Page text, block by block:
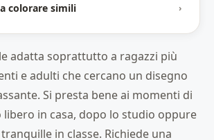
colorare simili ›
adatta soprattutto a ragazzi più
e adulti che cercano un disegno
Si presta bene ai momenti di
libero in casa, dopo lo studio oppure
in classe. Richiede una